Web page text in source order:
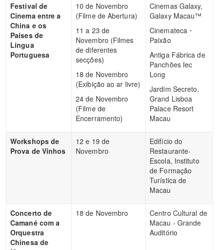
Festival de
Cinema entre a
China e os
Países de
Língua
Portuguesa
10 de Novembro
(Filme de Abertura)
11 a 23 de
Novembro (Filmes
de diferentes
secções)
18 de Novembro
(Exibição ao ar livre)
24 de Novembro
(Filme de
Encerramento)
Cinemas Galaxy,
Galaxy Macau™
Cinemateca・
Paixão
Antiga Fábrica de
Panchões Iec
Long
Jardim Secreto,
Grand Lisboa
Palace Resort
Macau
Workshops de
Prova de Vinhos
12 e 19 de
Novembro
Edifício do
Restaurante-
Escola, Instituto
de Formação
Turística de
Macau
Concerto de
Camané com a
Orquestra
Chinesa de
18 de Novembro
Centro Cultural de
Macau - Grande
Auditório